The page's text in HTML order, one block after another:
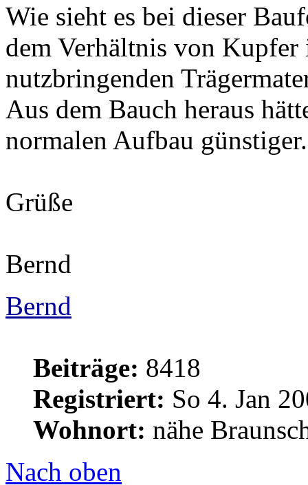
Wie sieht es bei dieser
dem Verhältnis von
nutzbringenden
Aus dem Bauch heraus
normalen Aufbau günstiger.
Grüße
Bernd
Bernd
Beiträge: 8418
Registriert: So 4. Jan
Wohnort: nähe
Nach oben